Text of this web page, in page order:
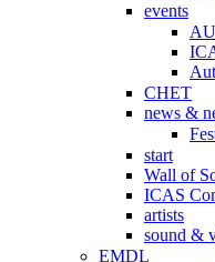
events
CHET
news &
start
Wall of
ICAS
artists
sound &
EMDL